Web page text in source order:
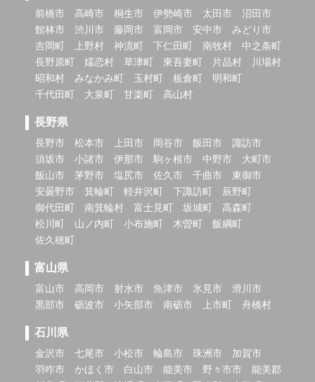
前橋市 高崎市 桐生市 伊勢崎市 太田市
沼田市
館林市
渋川市 藤岡市 富岡市 安中市
みどり市
吉岡町
上野村 神流町 下仁田町 南牧村
中之条町
長野原町
嬬恋村 草津町 東吾妻町 片品村
川場村
昭和村
みなかみ町 玉村町 板倉町
明和町
千代田町
大泉町 甘楽町 高山村
長野県
長野市 松本市 上田市 岡谷市 飯田市
諏訪市
須坂市
小諸市 伊那市 駒ヶ根市 中野市
大町市
飯山市
茅野市 塩尻市 佐久市 千曲市
東御市
安曇野市
箕輪町 軽井沢町 下諏訪町
辰野町
御代田町
南箕輪村 富士見町 坂城町
高森町
松川町
山ノ内町 小布施町 木曽町
飯綱町
佐久穂町
富山県
富山市 高岡市 射水市 魚津市 氷見市
滑川市
黒部市
砺波市 小矢部市 南砺市 上市町 舟橋村
石川県
金沢市 七尾市 小松市 輪島市 珠洲市
加賀市
羽咋市
かほく市 白山市 能美市 野々市市
能美郡